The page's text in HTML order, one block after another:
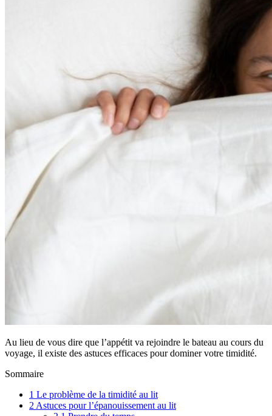
Au lieu de vous dire que l’appétit va rejoindre le bateau au cours du
voyage, il existe des astuces efficaces pour dominer votre timidité.
Sommaire
1 Le problème de la timidité au lit
2 Astuces pour l’épanouissement au lit